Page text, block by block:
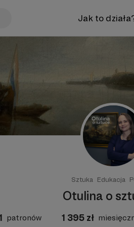
Jak to
Sztuka Edukacja
Otulina o
patronów 1 395 zł